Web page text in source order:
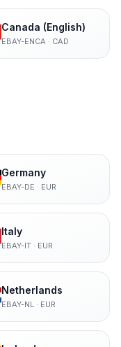
Canada (English)
EBAY-ENCA · CAD
Germany
EBAY-DE · EUR
Italy
EBAY-IT· EUR
Netherlands
EBAY-NL· EUR